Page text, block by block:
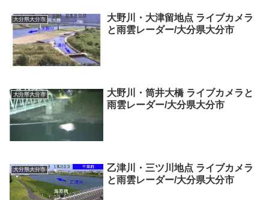
大分県大分市
大野川・大津留地点 ライブカメラ
と雨雲レーダー/大分県大分市
大分県大分市
大野川・筒井大橋 ライブカメラと
雨雲レーダー/大分県大分市
大分県大分市
乙津川・三ツ川地点 ライブカメラ
と雨雲レーダー/大分県大分市